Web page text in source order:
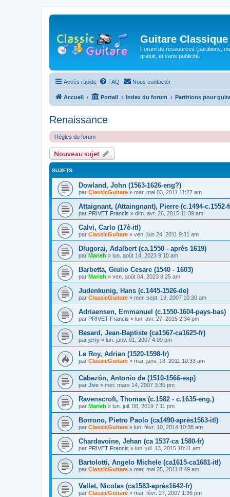
Guitare Classique
Forum de ressources (partitions,
gratuit, et sans publicité.
Accès rapide FAQ Nous contacter
Accueil Portail Index du forum Partitions pour
Renaissance
Règles du forum
Nouveau sujet
SUJETS
Dowland, John (1563-1626-eng?)
par ClassicGuitare » mar. mai 03, 2011 11:27 am
Attaignant, (Attaingnant), Pierre (c.1494-c.1552-
par PRIVET Francis » dim. avr. 26, 2015 11:39 am
Calvi, Carlo (17è-itl)
par ClassicGuitare » ven. juin 24, 2011 9:31 am
Dlugorai, Adalbert (ca.1550 - après 1619)
par Marieh » lun. août 14, 2023 9:10 am
Barbetta, Giulio Cesare (1540 - 1603)
par Marieh » ven. août 04, 2023 8:25 am
Judenkunig, Hans (c.1445-1526-de)
par ClassicGuitare » mer. sept. 19, 2007 10:30 am
Adriaensen, Emmanuel (c.1550-1604-pays-bas)
par PRIVET Francis » lun. avr. 27, 2015 2:34 pm
Besard, Jean-Baptiste (ca1567-ca1625-fr)
par jerry » lun. janv. 01, 2007 4:09 pm
Le Roy, Adrian (1520-1598-fr)
par ClassicGuitare » mar. janv. 18, 2011 10:33 am
Cabezón, Antonio de (1510-1566-esp)
par Jive » mer. mars 14, 2007 3:35 pm
Ravenscroft, Thomas (c.1582 - c.1635-eng.)
par Marieh » lun. juil. 08, 2019 7:11 pm
Borrono, Pietro Paolo (ca1490-après1563-itl)
par ClassicGuitare » lun. févr. 10, 2014 10:38 am
Chardavoine, Jehan (ca 1537-ca 1580-fr)
par PRIVET Francis » lun. juil. 13, 2015 10:11 am
Bartolotti, Angelo Michele (ca1615-ca1681-itl)
par ClassicGuitare » mer. mai 25, 2011 8:49 am
Vallet, Nicolas (ca1583-après1642-fr)
par ClassicGuitare » mar. févr. 27, 2007 1:36 pm